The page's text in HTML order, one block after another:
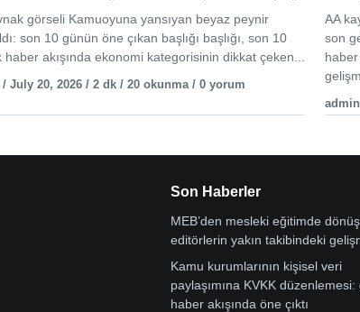
görseli Kamuoyuna yansıyan beyaz peynir
son 10 günün öne çıkan başlığı başlığı, son 10
haber akışında ekonomi kategorisinin dikkat çeken...
July 20, 2026 / 2 dk / 20 okunma / 0 yorum
AA
son
Son Haberler
MEB’den mesleki eğitimde
editörlerin yakın takibindeki
Kamu kurumlarının kişisel veri
paylaşımına KVKK
haber akışında öne çıktı